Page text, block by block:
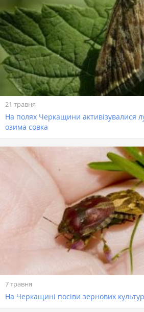
21 травня
На полях Черкащини активізувалися
озима совка
7 травня
На Черкащині посіви зернових